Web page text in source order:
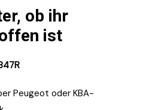
ob ihr
ist
Peugeot oder KBA-